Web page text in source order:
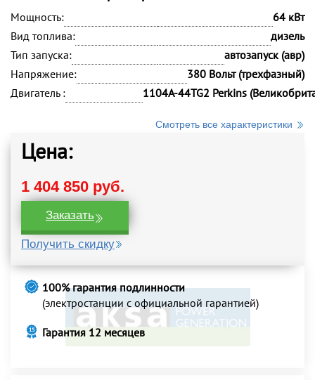
Мощность:
64 кВт
Вид топлива:
дизель
Тип запуска:
автозапуск (авр)
Напряжение:
380 Вольт (трехфазный)
Двигатель :
1104A-44TG2 Perkins
Смотреть все характеристики
Цена:
1 404 850 руб.
Заказать
Получить скидку
100% гарантия подлинности
(электростанции с официальной гарантией)
Гарантия 12 месяцев